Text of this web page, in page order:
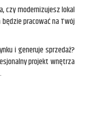
czy modernizujesz lokal
pracować na Twój
i generuje sprzedaż?
projekt wnętrza